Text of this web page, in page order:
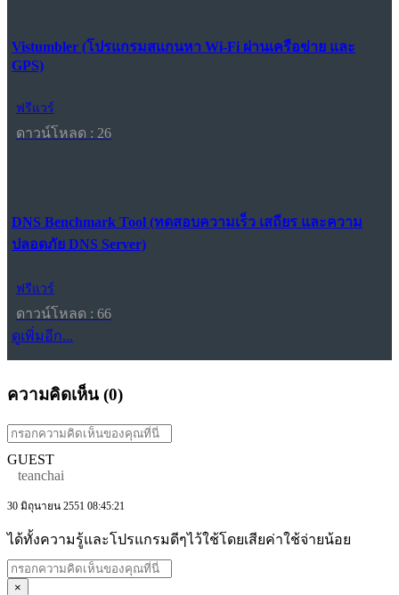
Vistumbler (โปรแกรมสแกนหา Wi-Fi ผ่านเครือข่าย และ
GPS)
ฟรีแวร์
ดาวน์โหลด : 26
DNS Benchmark Tool (ทดสอบความเร็ว เสถียร และความ
ปลอดภัย DNS Server)
ฟรีแวร์
ดาวน์โหลด : 66
ดูเพิ่มอีก...
ความคิดเห็น (0)
GUEST
teanchai
30 มิถุนายน 2551 08:45:21
ได้ทั้งความรู้และโปรแกรมดีๆไว้ใช้โดยเสียค่าใช้จ่ายน้อย
×